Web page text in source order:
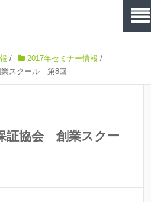
/ 2017年セミナー情報 /
業スクール 第8回
証協会 創業スクー